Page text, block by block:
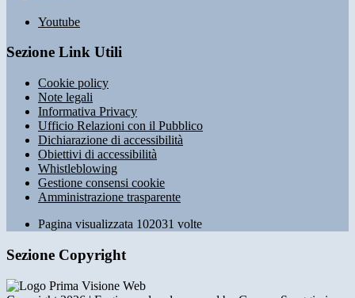
Youtube
Sezione Link Utili
Cookie policy
Note legali
Informativa Privacy
Ufficio Relazioni con il Pubblico
Dichiarazione di accessibilità
Obiettivi di accessibilità
Whistleblowing
Gestione consensi cookie
Amministrazione trasparente
Pagina visualizzata 102031 volte
Sezione Copyright